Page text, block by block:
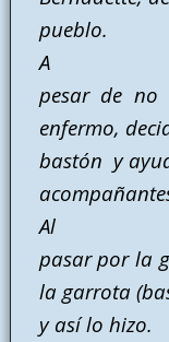
pueblo.
A
pesar de no
enfermo,
bastón y
Al
pasar por la
la garrota
y así lo hizo.